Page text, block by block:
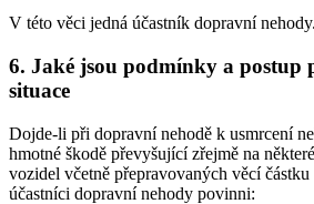
V této věci jedná účastník dopravní nehody.
6. Jaké jsou podmínky a postup
situace
Dojde-li při dopravní nehodě k usmrcení
hmotné škodě převyšující zřejmě na
vozidel včetně přepravovaných věcí
účastníci dopravní nehody povinni: